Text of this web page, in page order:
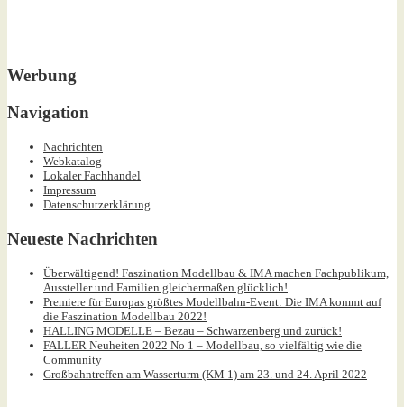
Werbung
Navigation
Nachrichten
Webkatalog
Lokaler Fachhandel
Impressum
Datenschutzerklärung
Neueste Nachrichten
Überwältigend! Faszination Modellbau & IMA machen Fachpublikum,
Aussteller und Familien gleichermaßen glücklich!
Premiere für Europas größtes Modellbahn-Event: Die IMA kommt auf
die Faszination Modellbau 2022!
HALLING MODELLE – Bezau – Schwarzenberg und zurück!
FALLER Neuheiten 2022 No 1 – Modellbau, so vielfältig wie die
Community
Großbahntreffen am Wasserturm (KM 1) am 23. und 24. April 2022